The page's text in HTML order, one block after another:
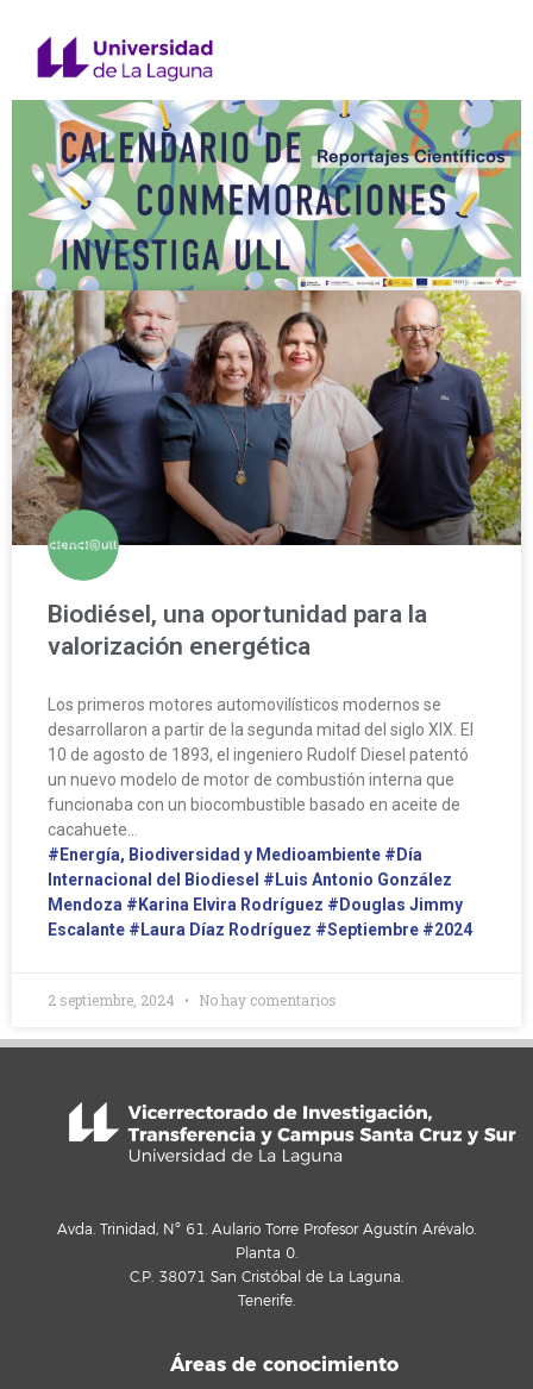
Biodiésel, una oportunidad para la
valorización energética
Los primeros motores automovilísticos modernos se
desarrollaron a partir de la segunda mitad del siglo XIX. El
10 de agosto de 1893, el ingeniero Rudolf Diesel patentó
un nuevo modelo de motor de combustión interna que
funcionaba con un biocombustible basado en aceite de
cacahuete…
#Energía, Biodiversidad y Medioambiente #Día
Internacional del Biodiesel #Luis Antonio González
Mendoza #Karina Elvira Rodríguez #Douglas Jimmy
Escalante #Laura Díaz Rodríguez #Septiembre #2024
2 septiembre, 2024 No hay comentarios
Avda. Trinidad, Nº 61. Aulario Torre Profesor Agustín Arévalo.
Planta 0.
C.P. 38071 San Cristóbal de La Laguna.
Tenerife.
Áreas de conocimiento